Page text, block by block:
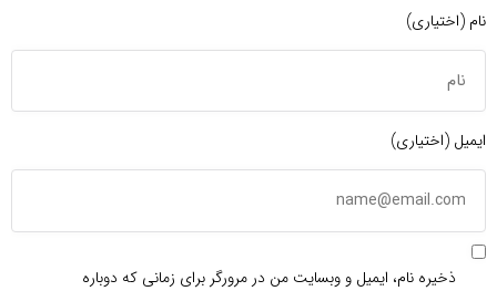
نام (اختیاری)
ایمیل (اختیاری)
ذخیره نام، ایمیل و وبسایت من در مرورگر برای زمانی که دوباره